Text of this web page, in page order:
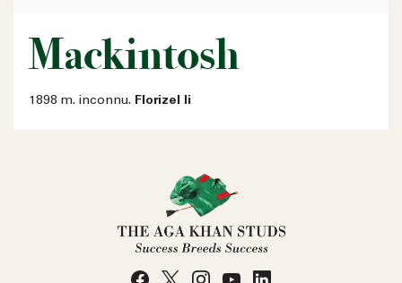
Mackintosh
1898 m. inconnu. Florizel Ii